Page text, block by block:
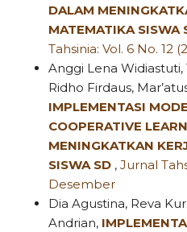
DALAM
MATEMATIKA SISWA
Tahsinia: Vol. 6 No. 12
Anggi Lena Widiastuti,
Ridho Firdaus,
IMPLEMENTASI
COOPERATIVE
MENINGKATKAN
SISWA SD , Jurnal
Desember
Dia Agustina, Reva
Andrian,